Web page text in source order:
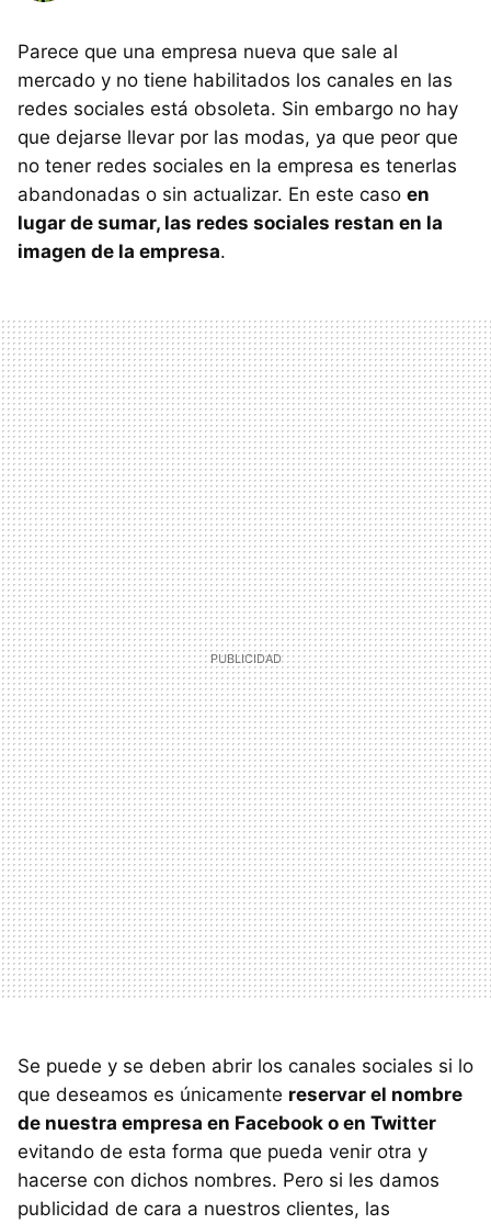
Parece que una empresa nueva que sale al
mercado y no tiene habilitados los canales en las
redes sociales está obsoleta. Sin embargo no hay
que dejarse llevar por las modas, ya que peor que
no tener redes sociales en la empresa es tenerlas
abandonadas o sin actualizar. En este caso en
lugar de sumar, las redes sociales restan en la
imagen de la empresa.
Se puede y se deben abrir los canales sociales si lo
que deseamos es únicamente reservar el nombre
de nuestra empresa en Facebook o en Twitter
evitando de esta forma que pueda venir otra y
hacerse con dichos nombres. Pero si les damos
publicidad de cara a nuestros clientes, las